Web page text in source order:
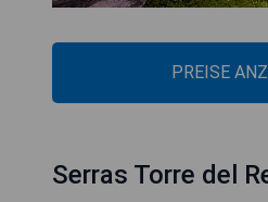
PREISE
Serras Torre del